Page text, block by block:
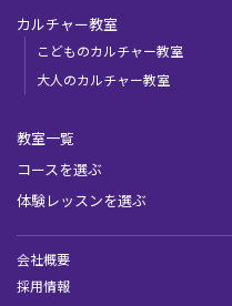
カルチャー教室
こどものカルチャー教室
大人のカルチャー教室
教室一覧
コースを選ぶ
体験レッスンを選ぶ
会社概要
採用情報